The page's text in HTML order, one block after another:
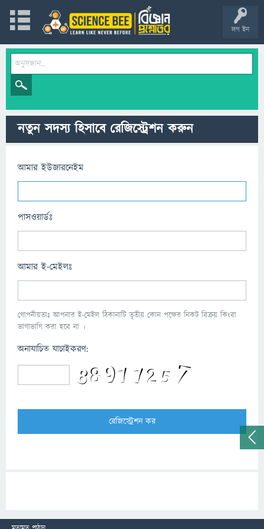
লগ ইন
নতুন সদস্য হিসাবে রেজিস্ট্রেশন করুন
আমার ইউজারনেইম
পাসওয়ার্ডঃ
আমার ই-মেইলঃ
গোপনীয়তাঃ আপনার ই-মেইল ঠিকানাটি তৃতীয় কোন পক্ষের নিকট বিক্রয় কিংবা
ভাগাভাগি করা হবে না ।
অনাযাচিত যাচাইকরণ: